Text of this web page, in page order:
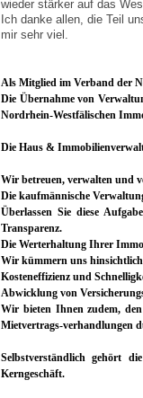
wieder stärker auf das
Ich danke allen, die Teil
mir sehr viel.
Als Mitglied im Verband der
Die Übernahme von
Nordrhein-Westfälischen
Die Haus &
Wir betreuen, verwalten und
Die kaufmännische
Überlassen Sie diese
Transparenz.
Die Werterhaltung Ihrer
Wir kümmern uns
Kosteneffizienz und
Abwicklung von
Wir bieten Ihnen zudem,
Mietvertrags-verhandlungen
Selbstverständlich gehört
Kerngeschäft.